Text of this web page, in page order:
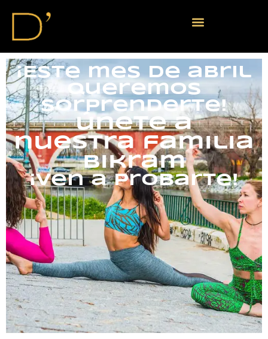
¡Este mes de abril
queremos
sorprenderte!
únete a
nuestra familia
bikram
¡Ven a probarte!